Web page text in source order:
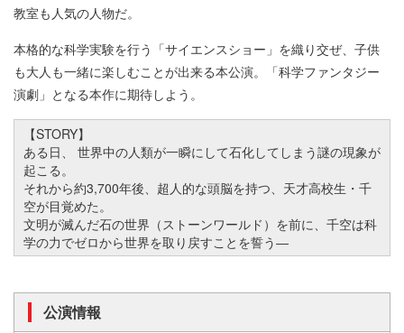
教室も人気の人物だ。
本格的な科学実験を行う「サイエンスショー」を織り交ぜ、子供
も大人も一緒に楽しむことが出来る本公演。「科学ファンタジー
演劇」となる本作に期待しよう。
【STORY】
ある日、 世界中の人類が一瞬にして石化してしまう謎の現象が
起こる。
それから約3,700年後、超人的な頭脳を持つ、天才高校生・千
空が目覚めた。
文明が滅んだ石の世界（ストーンワールド）を前に、千空は科
学の力でゼロから世界を取り戻すことを誓う―
公演情報